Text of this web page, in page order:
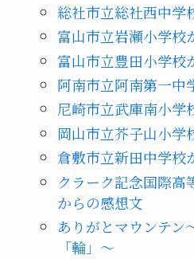
総社市立総社西中学
富山市立岩瀬小学校
富山市立豊田小学校
阿南市立阿南第一中
尼崎市立武庫南小学
岡山市立芥子山小学
倉敷市立新田中学校
クラーク記念国際高
からの感想文
ありがとマウンテン
「輪」～